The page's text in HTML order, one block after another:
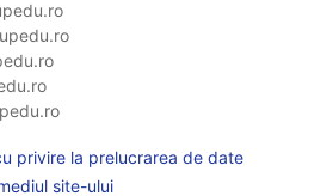
privire la prelucrarea de date
site-ului